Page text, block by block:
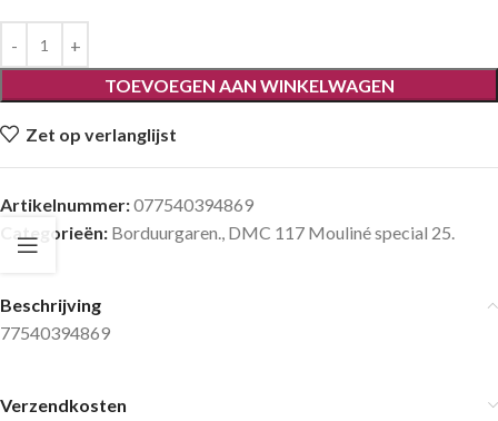
TOEVOEGEN AAN WINKELWAGEN
Zet op verlanglijst
Artikelnummer:077540394869
Categorieën: Borduurgaren., DMC 117 Mouliné special 25.
Beschrijving
77540394869
Verzendkosten